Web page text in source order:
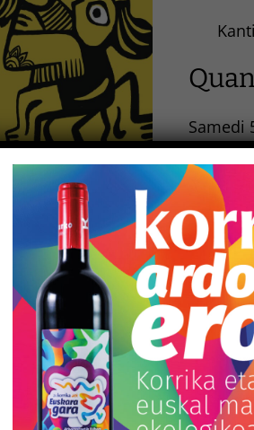
Samedi
Kantina
saison,
La
de
De 11h
de
les